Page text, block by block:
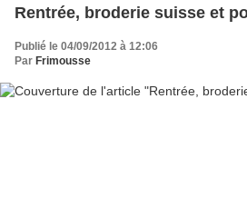
Rentrée, broderie suisse et
Publié le 04/09/2012 à 12:06
Par Frimousse